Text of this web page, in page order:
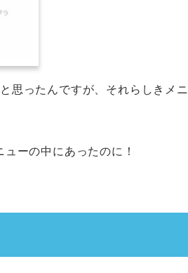
思ったんですが、それらしきメニ
ーの中にあったのに！